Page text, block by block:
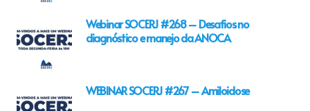
Webinar SOCERJ #268 – Desafios no
diagnóstico e manejo da ANOCA
WEBINAR SOCERJ #267 – Amiloidose